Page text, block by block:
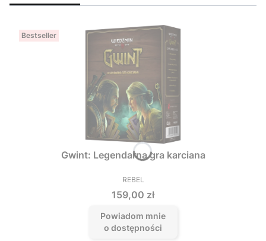
Bestseller
Gwint: Legendarna gra karciana
PRODUCENT
REBEL
Cena
159,00 zł
Powiadom mnie
o dostępności